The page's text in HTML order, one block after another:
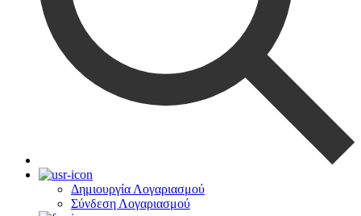
Δημιουργία Λογαριασμού
Σύνδεση Λογαριασμού